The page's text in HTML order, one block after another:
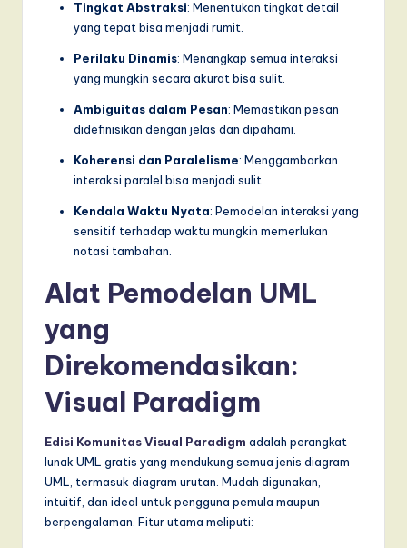
Tingkat Abstraksi: Menentukan tingkat detail
yang tepat bisa menjadi rumit.
Perilaku Dinamis: Menangkap semua interaksi
yang mungkin secara akurat bisa sulit.
Ambiguitas dalam Pesan: Memastikan pesan
didefinisikan dengan jelas dan dipahami.
Koherensi dan Paralelisme: Menggambarkan
interaksi paralel bisa menjadi sulit.
Kendala Waktu Nyata: Pemodelan interaksi yang
sensitif terhadap waktu mungkin memerlukan
notasi tambahan.
Alat Pemodelan UML
yang
Direkomendasikan:
Visual Paradigm
Edisi Komunitas Visual Paradigm adalah perangkat
lunak UML gratis yang mendukung semua jenis diagram
UML, termasuk diagram urutan. Mudah digunakan,
intuitif, dan ideal untuk pengguna pemula maupun
berpengalaman. Fitur utama meliputi: